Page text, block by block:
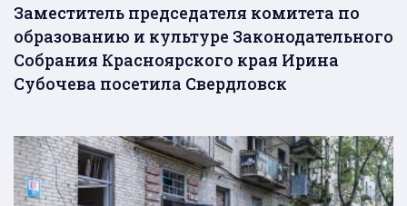
Заместитель председателя комитета по
образованию и культуре Законодательного
Собрания Красноярского края Ирина
Субочева посетила Свердловск